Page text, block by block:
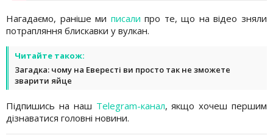
Нагадаємо, раніше ми писали про те, що на відео зняли
потрапляння блискавки у вулкан.
Читайте також:
Загадка: чому на Евересті ви просто так не зможете
зварити яйце
Підпишись на наш Telegram-канал, якщо хочеш першим
дізнаватися головні новини.